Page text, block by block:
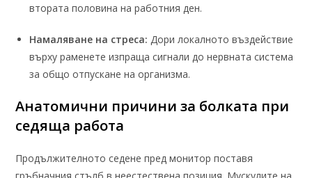
втората половина на работния ден.
Намаляване на стреса: Дори локалното въздействие
върху раменете изпраща сигнали до нервната система
за общо отпускане на организма.
Анатомични причини за болката при
седяща работа
Продължителното седене пред монитор поставя
гръбначния стълб в неестествена позиция. Мускулите на